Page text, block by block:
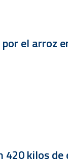
el arroz
420 kilos